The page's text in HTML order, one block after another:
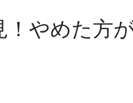
！やめた方